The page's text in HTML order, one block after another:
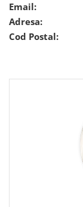
Email:
Adresa:
Cod Postal: